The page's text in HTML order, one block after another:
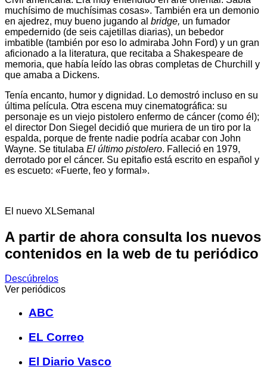
muchísimo de muchísimas cosas». También era un demonio
en ajedrez, muy bueno jugando al bridge, un fumador
empedernido (de seis cajetillas diarias), un bebedor
imbatible (también por eso lo admiraba John Ford) y un gran
aficionado a la literatura, que recitaba a Shakespeare de
memoria, que había leído las obras completas de Churchill y
que amaba a Dickens.
Tenía encanto, humor y dignidad. Lo demostró incluso en su
última película. Otra escena muy cinematográfica: su
personaje es un viejo pistolero enfermo de cáncer (como él);
el director Don Siegel decidió que muriera de un tiro por la
espalda, porque de frente nadie podría acabar con John
Wayne. Se titulaba El último pistolero. Falleció en 1979,
derrotado por el cáncer. Su epitafio está escrito en español y
es escueto: «Fuerte, feo y formal».
El nuevo XLSemanal
A partir de ahora consulta los nuevos
contenidos en la web de tu periódico
Descúbrelos
Ver periódicos
ABC
EL Correo
El Diario Vasco